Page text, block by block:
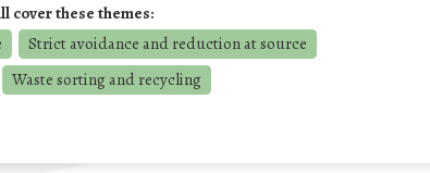
cover these themes:
Strict avoidance and reduction at source
Waste sorting and recycling